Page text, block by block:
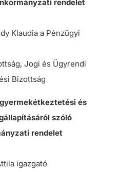
rendelet
Klaudia a Pénzügyi
Jogi és Ügyrendi
Bizottság
és
szóló
rendelet
igazgató